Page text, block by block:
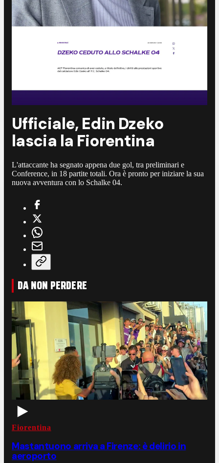
Ufficiale, Edin Dzeko
lascia la Fiorentina
L'attaccante ha segnato appena due gol, tra preliminari e
Conference, in 18 partite totali. Ora è pronto per iniziare la sua
nuova avventura con lo Schalke 04.
DA NON PERDERE
Fiorentina
Mastantuono arriva a Firenze: è delirio in
aeroporto